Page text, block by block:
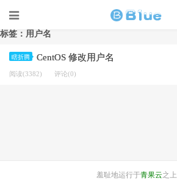
标签：用户名
瞎折腾 CentOS 修改用户名
阅读(3382) 评论(0)
羞耻地运行于青果云之上